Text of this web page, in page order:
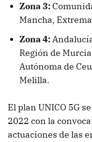
Zona 3:
Mancha,
Zona 4:
Región de
Autónoma de
Melilla.
El plan UNICO 5G
2022 con la
actuaciones de las